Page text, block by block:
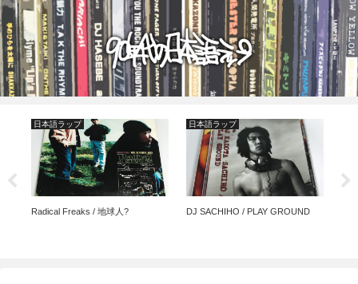
日本語ラップ
Radical Freaks / 地球人?
日本語ラップ
DJ SACHIHO / PLAY GROUND